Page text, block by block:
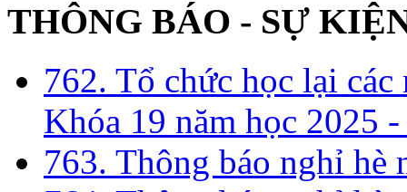
THÔNG BÁO - SỰ
762. Tổ chức học lại
Khóa 19 năm học 2025
763. Thông báo nghỉ hè